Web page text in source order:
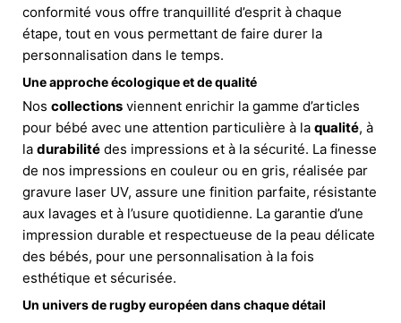
conformité vous offre tranquillité d’esprit à chaque
étape, tout en vous permettant de faire durer la
personnalisation dans le temps.
Une approche écologique et de qualité
Nos collections viennent enrichir la gamme d’articles
pour bébé avec une attention particulière à la qualité, à
la durabilité des impressions et à la sécurité. La finesse
de nos impressions en couleur ou en gris, réalisée par
gravure laser UV, assure une finition parfaite, résistante
aux lavages et à l’usure quotidienne. La garantie d’une
impression durable et respectueuse de la peau délicate
des bébés, pour une personnalisation à la fois
esthétique et sécurisée.
Un univers de rugby européen dans chaque détail